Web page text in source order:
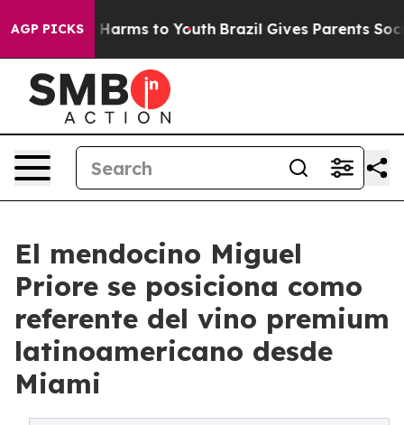
AGP PICKS
Abate Harms to Youth Brazil Gives Parents Social
El mendocino Miguel
Priore se posiciona como
referente del vino premium
latinoamericano desde
Miami